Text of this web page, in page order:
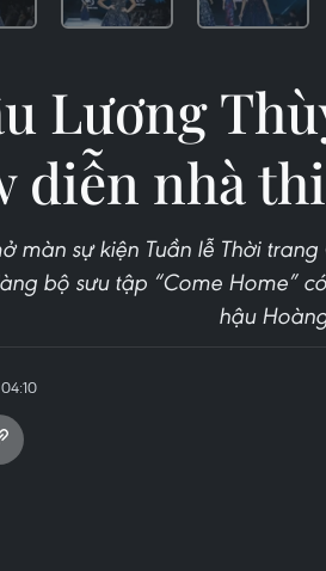
Lương
diễn nhà
màn sự kiện Tuần lễ Thời
bộ sưu tập “Come Home”
hậu